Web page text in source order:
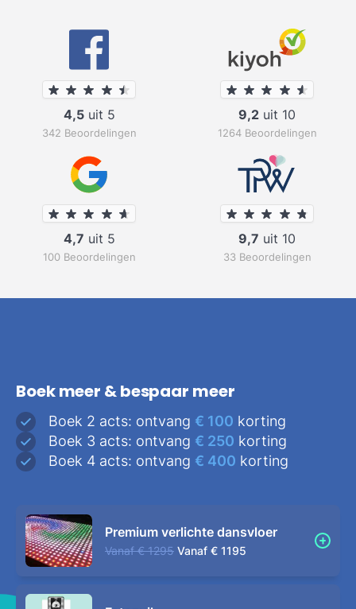
4,5uit 5
342 Beoordelingen
9,2 uit 10
1264 Beoordelingen
4,7 uit 5
100 Beoordelingen
9,7 uit 10
33 Beoordelingen
Boek meer & bespaar meer
Boek 2 acts: ontvang € 100 korting
Boek 3 acts: ontvang € 250 korting
Boek 4 acts: ontvang € 400 korting
Premium verlichte dansvloer
Vanaf € 1295 Vanaf € 1195